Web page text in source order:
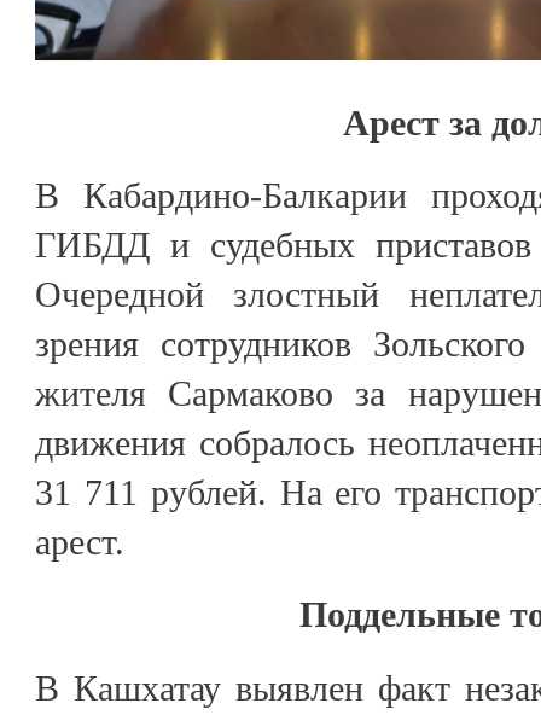
Арест за
В Кабардино-Балкарии
ГИБДД и судебных
Очередной злостный
зрения сотрудников
жителя Сармаково за
движения собралось
31 711 рублей. На его
арест.
Поддельные
В Кашхатау выявлен факт